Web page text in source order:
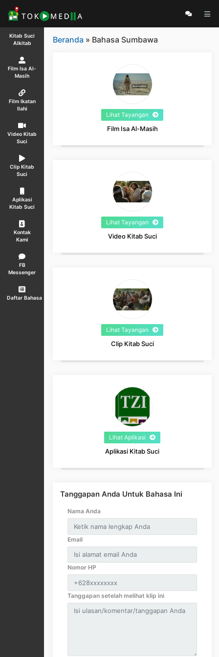
Kitab Suci
Alkitab
Film Isa Al-
Masih
Film Ikatan
Ilahi
Video Kitab
Suci
Clip Kitab
Suci
Aplikasi
Kitab Suci
Kontak
Kami
FB
Messenger
Daftar Bahasa
Beranda » Bahasa Sumbawa
Lihat Tayangan
Film Isa Al-Masih
Lihat Tayangan
Video Kitab Suci
Lihat Tayangan
Clip Kitab Suci
Lihat Aplikasi
Aplikasi Kitab Suci
Tanggapan Anda Untuk Bahasa Ini
Nama Anda
Email
Nomor HP
Tanggapan setelah melihat klip ini